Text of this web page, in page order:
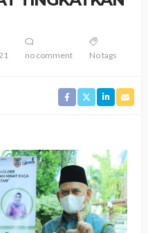
no comment No tags